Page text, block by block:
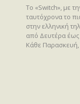
Το «Switch», με
ταυτόχρονα το
στην ελληνική
από Δευτέρα έως
Κάθε Παρασκευή,